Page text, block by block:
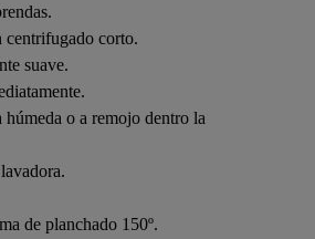
centrifugado corto.
suave.
o a remojo dentro la
de planchado 150º.